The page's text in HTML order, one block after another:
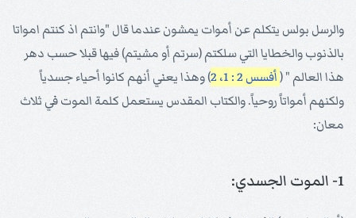
والرسل بولس يتكلم عن أموات يمشون عندما قال "وانتم اذ كنتم امواتا
بالذنوب والخطايا التي سلكتم (سرتم أو مشيتم) فيها قبلا حسب دهر
هذا العالم " (أفسس 2 : 1، 2
) وهذا يعني أنهم كانوا أحياء جسدياً
ولكنهم أمواتاً روحياً. والكتاب المقدس يستعمل كلمة الموت في ثلاث
معان:
1- الموت الجسدي: